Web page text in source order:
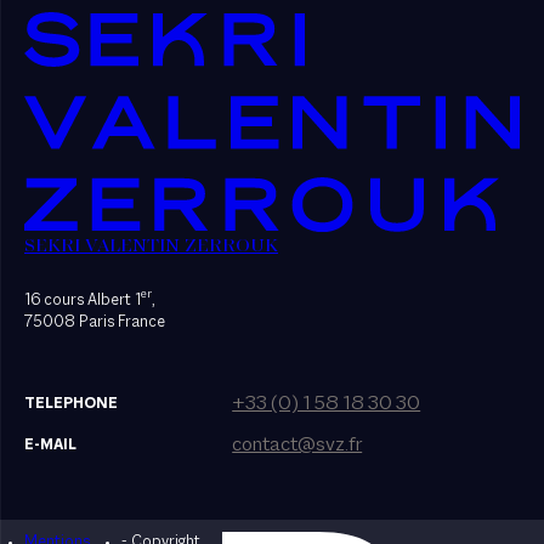
SEKRI VALENTIN ZERROUK
16 cours Albert 1er,
75008 Paris France
TELEPHONE +33 (0) 1 58 18 30 30
E-MAIL contact@svz.fr